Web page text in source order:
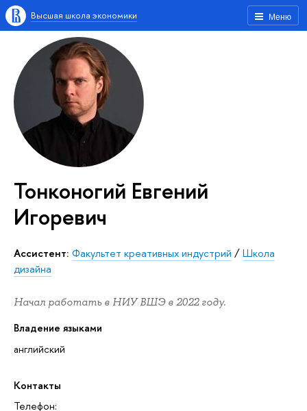
Меню
Высшая школа экономики
Тонконогий Евгений
Игоревич
Ассистент: Факультет креативных индустрий /Школа
дизайна
Начал работать в НИУ ВШЭ в 2022 году.
Владение языками
английский
Контакты
Телефон: